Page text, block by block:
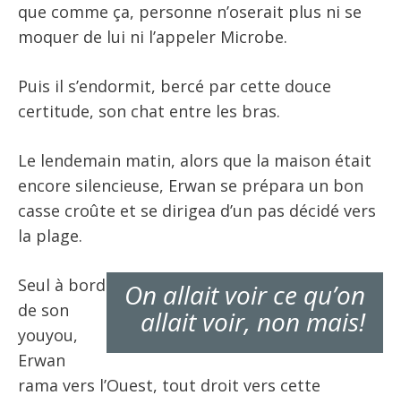
que comme ça, personne n’oserait plus ni se
moquer de lui ni l’appeler Microbe.
Puis il s’endormit, bercé par cette douce
certitude, son chat entre les bras.
Le lendemain matin, alors que la maison était
encore silencieuse, Erwan se prépara un bon
casse croûte et se dirigea d’un pas décidé vers
la plage.
On allait voir ce qu’on
allait voir, non mais!
Seul à bord
de son
youyou,
Erwan
rama vers l’Ouest, tout droit vers cette